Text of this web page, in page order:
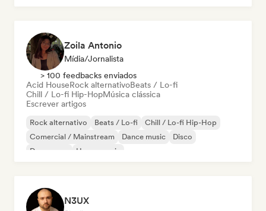
Zoila Antonio
Mídia/Jornalista
> 100 feedbacks enviados
Acid HouseRock alternativoBeats / Lo-fi
Chill / Lo-fi Hip-HopMúsica clássica
Escrever artigos
Rock alternativo Beats / Lo-fi
Chill / Lo-fi Hip-Hop
Comercial / Mainstream
Dance music
Disco
Dream pop
House music
N3UX